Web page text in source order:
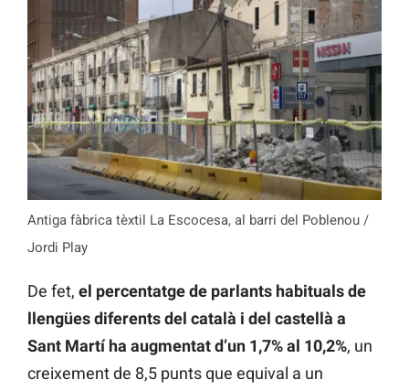
Antiga fàbrica tèxtil La Escocesa, al barri del Poblenou /
Jordi Play
De fet, el percentatge de parlants habituals de
llengües diferents del català i del castellà a
Sant Martí ha augmentat d’un 1,7% al 10,2%, un
creixement de 8,5 punts que equival a un